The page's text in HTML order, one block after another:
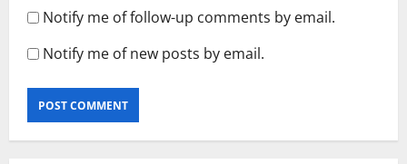
Notify me of follow-up comments by email.
Notify me of new posts by email.